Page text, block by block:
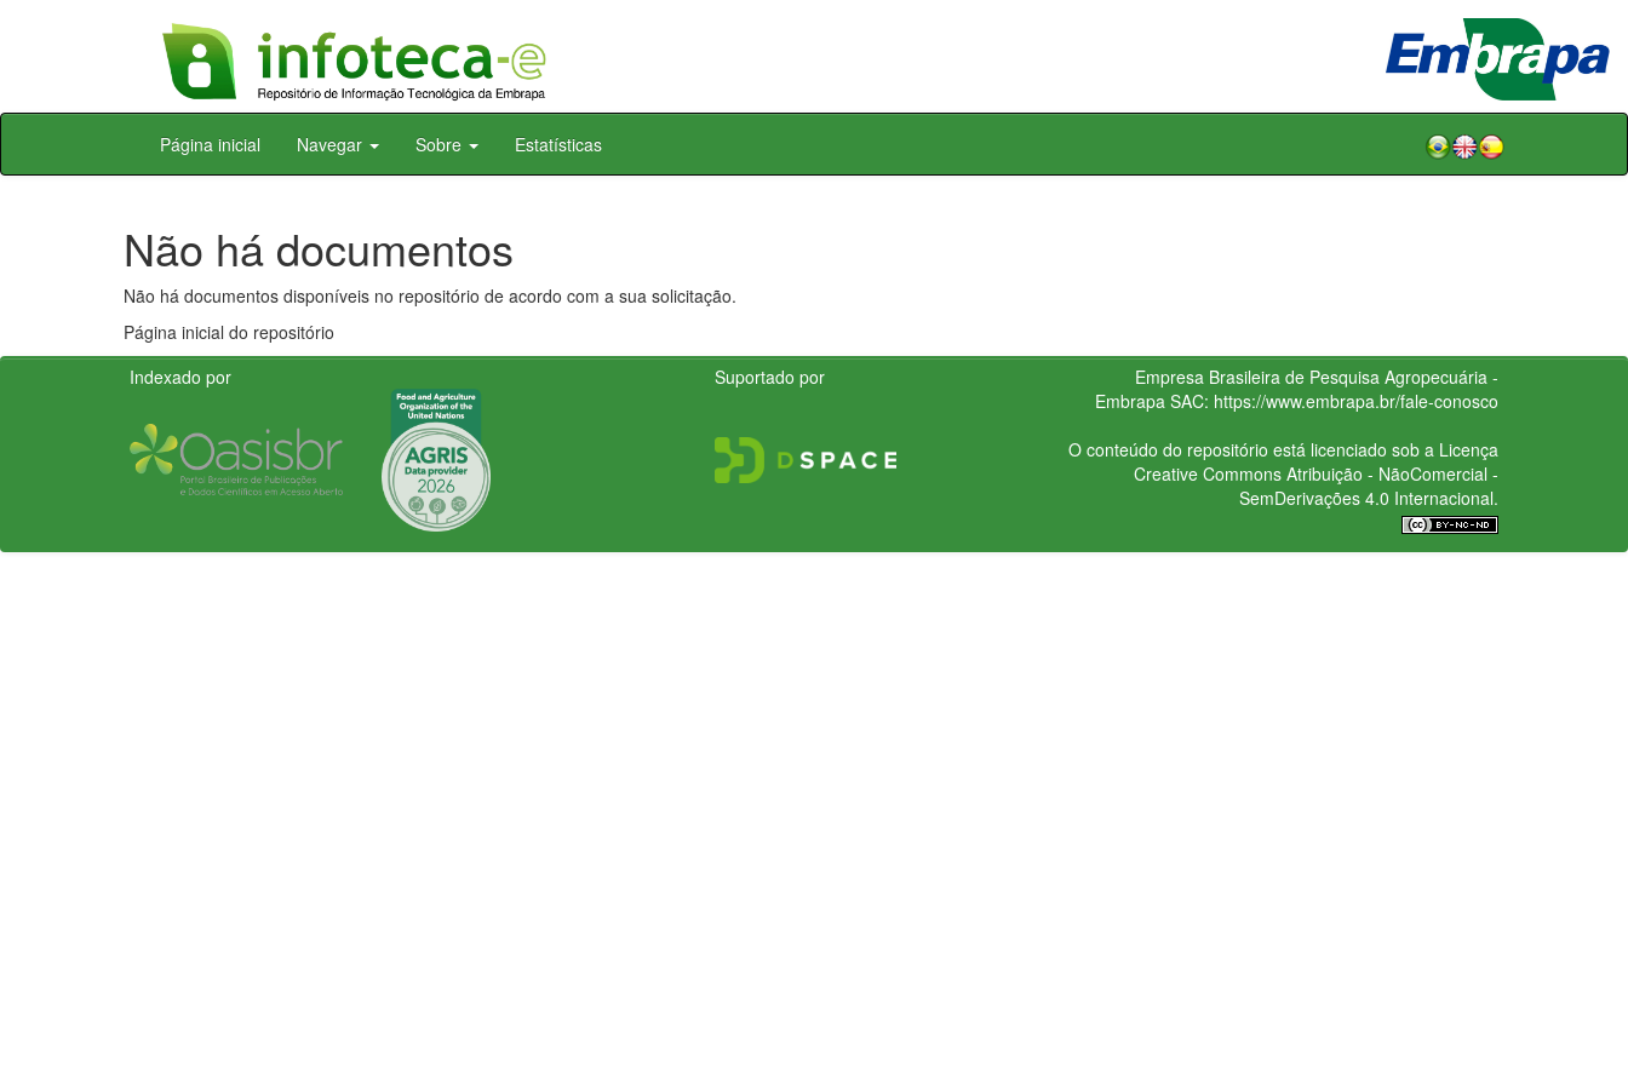
Skip
Página inicial Navegar Sobre Estatísticas
Não há documentos
Não há documentos disponíveis no repositório de acordo com a sua solicitação.
Página inicial do repositório
Indexado por
Suportado por
Empresa Brasileira de Pesquisa Agropecuária -
Embrapa SAC: https://www.embrapa.br/fale-conosco
O conteúdo do repositório está licenciado sob a Licença
Creative CommonsAtribuição - NãoComercial -
SemDerivações 4.0 Internacional.